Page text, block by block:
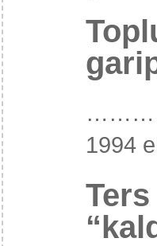
1994